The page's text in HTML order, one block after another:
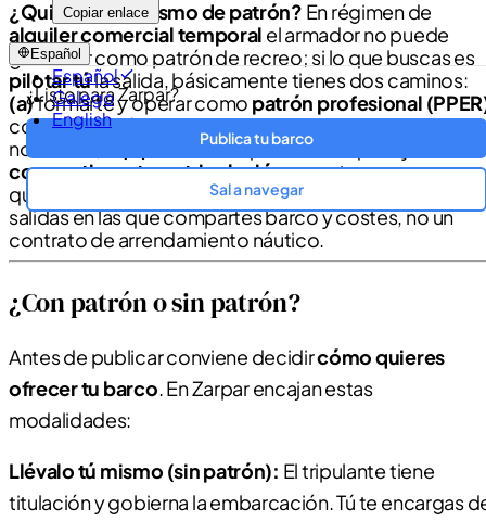
Copiar enlace
Español
Español
Galego
English
¿Listo para Zarpar?
Publica tu barco
Sal a navegar
¿Quieres ir tú mismo de patrón? En régimen de
alquiler comercial temporal el armador no puede
gobernar como patrón de recreo; si lo que buscas es
pilotar túla salida, básicamente tienes dos caminos:
(a)formarte y operar como patrón profesional
con la titulación y el enrolamiento que exige la
normativa, o
salir del esquema de alquiler y
compartir gastos y tripulacióncon otras personas,
que en Zarpar es el mundo deZarpar Experiencias
salidas en las que compartes barco y costes, no un
contrato de arrendamiento náutico.
¿Con patrón o sin patrón?
Antes de publicar conviene decidircómo quieres
ofrecer tu barco. En Zarpar encajan estas
modalidades:
Llévalo tú mismo (sin patrón): El tripulante tiene
titulación y gobierna la embarcación. Tú te encargas